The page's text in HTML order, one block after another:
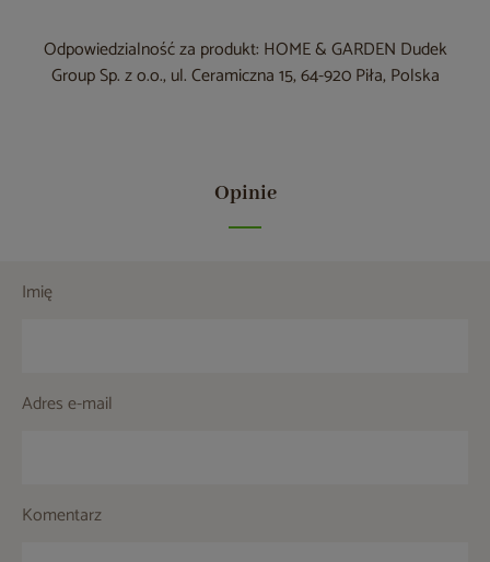
Odpowiedzialność za produkt: HOME & GARDEN Dudek
Group Sp. z o.o., ul. Ceramiczna 15, 64-920 Piła, Polska
Opinie
Imię
Adres e-mail
Komentarz